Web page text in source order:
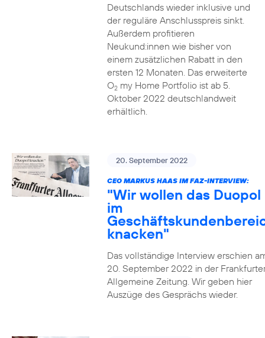
Deutschlands wieder inklusive und
der reguläre Anschlusspreis sinkt.
Außerdem profitieren
Neukund:innen wie bisher von
einem zusätzlichen Rabatt in den
ersten 12 Monaten. Das erweiterte
O2my Home Portfolio ist ab 5.
Oktober 2022 deutschlandweit
erhältlich.
20. September 2022
CEO MARKUS HAAS IM FAZ-INTERVIEW:
"Wir wollen das Duopol
im
knacken"
Das vollständige Interview erschien
20. September 2022 in der
Allgemeine Zeitung. Wir geben hier
Auszüge des Gesprächs wieder.